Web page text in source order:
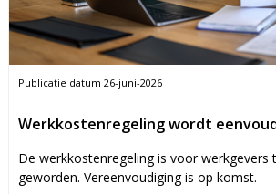
Publicatie datum 26-juni-2026
Werkkostenregeling wordt
De werkkostenregeling is voor werkgevers
geworden. Vereenvoudiging is op komst.